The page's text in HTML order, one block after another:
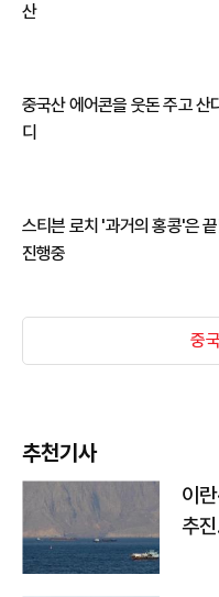
산
중국산 에어콘을 웃돈 주고 산
디
스티븐 로치 '과거의 홍콩'은
진행중
중
추천기사
이
추